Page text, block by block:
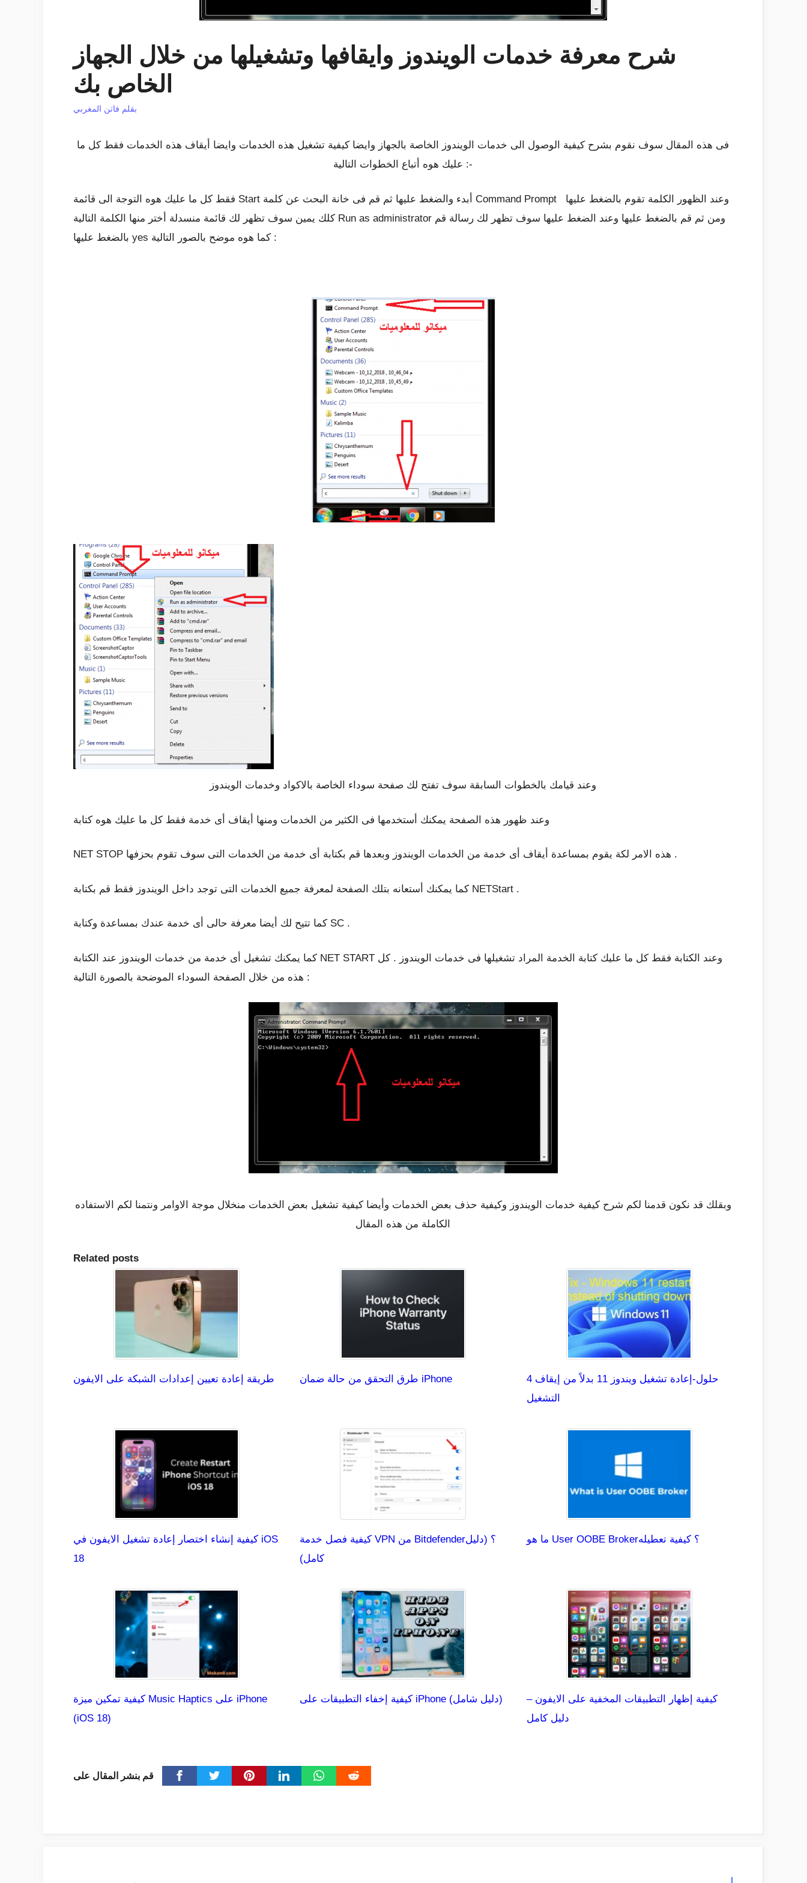
شرح معرفة خدمات الويندوز وايقافها وتشغيلها من خلال الجهاز
الخاص بك
بقلم فاتن المغربي
فى هذه المقال سوف نقوم بشرح كيفية الوصول الى خدمات الويندوز الخاصة بالجهاز وايضا كيفية تشغيل هذه الخدمات وايضا أيقاف هذه الخدمات فقط كل ما
عليك هوه أتباع الخطوات التالية :-
فقط كل ما عليك هوه التوجة الى قائمة Start أبدء والضغط عليها ثم قم فى خانة البحث عن كلمة Command Prompt وعند الظهور الكلمة تقوم بالضغط عليها
كلك يمين سوف تظهر لك قائمة منسدلة أختر منها الكلمة التالية Run as administrator ومن ثم قم بالضغط عليها وعند الضغط عليها سوف تظهر لك رسالة قم
بالضغط عليها yes كما هوه موضح بالصور التالية :
وعند قيامك بالخطوات السابقة سوف تفتح لك صفحة سوداء الخاصة بالاكواد وخدمات الويندوز
وعند ظهور هذه الصفحة يمكنك أستخدمها فى الكثير من الخدمات ومنها أيقاف أى خدمة فقط كل ما عليك هوه كتابة
NET STOP هذه الامر لكة يقوم بمساعدة أيقاف أى خدمة من الخدمات الويندوز وبعدها قم بكتابة أى خدمة من الخدمات التى سوف تقوم بحزفها .
كما يمكنك أستعانه بتلك الصفحة لمعرفة جميع الخدمات التى توجد داخل الويندوز فقط قم بكتابة NETStart .
كما تتيح لك أيضا معرفة حالى أى خدمة عندك بمساعدة وكتابة SC .
كما يمكنك تشغيل أى خدمة من خدمات الويندوز عند الكتابة NET START وعند الكتابة فقط كل ما عليك كتابة الخدمة المراد تشغيلها فى خدمات الويندوز . كل
هذه من خلال الصفحة السوداء الموضحة بالصورة التالية :
وبقلك قد نكون قدمنا لكم شرح كيفية خدمات الويندوز وكيفية حذف بعض الخدمات وأيضا كيفية تشغيل بعض الخدمات منخلال موجة الاوامر ونتمنا لكم الاستفاده
الكاملة من هذه المقال
Related posts
طريقة إعادة تعيين إعدادات الشبكة على الايفون طرق التحقق من حالة ضمان iPhone
4 حلول-إعادة تشغيل ويندوز 11 بدلاً من إيقاف
التشغيل
كيفية إنشاء اختصار إعادة تشغيل الايفون في iOS
18
كيفية فصل خدمة VPN من Bitdefender؟ (دليل
كامل)
ما هو User OOBE Broker؟ كيفية تعطيله
كيفية تمكين ميزة Music Haptics على iPhone
(iOS 18)
كيفية إخفاء التطبيقات على iPhone (دليل شامل)
كيفية إظهار التطبيقات المخفية على الايفون –
دليل كامل